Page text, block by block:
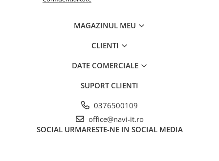
MAGAZINUL MEU
CLIENTI
DATE COMERCIALE
SUPORT CLIENTI
0376500109
office@navi-it.ro
SOCIAL URMARESTE-NE IN SOCIAL MEDIA